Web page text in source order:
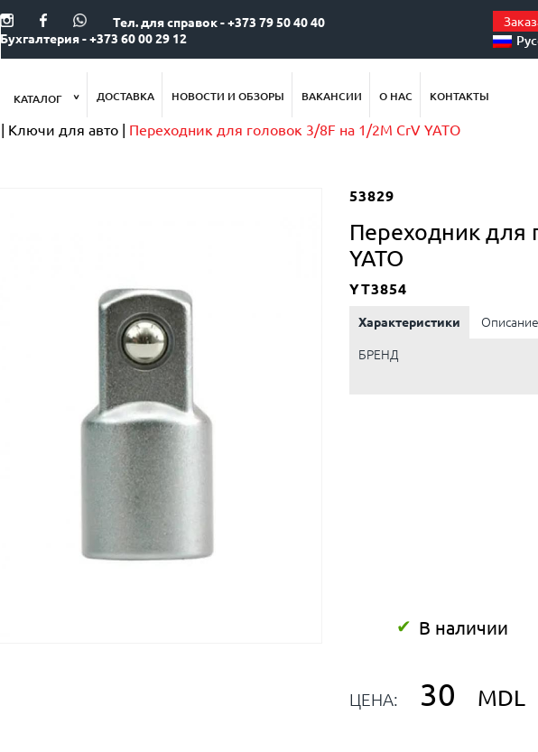
Тел. для справок - +373 79 50 40 40
Бухгалтерия - +373 60 00 29 12
КАТАЛОГ ДОСТАВКА НОВОСТИ И ОБЗОРЫ ВАКАНСИИ О НАС КОНТАКТЫ
Ключи для авто Переходник для головок 3/8F на 1/2M CrV YATO
53829
Переходник для
YATO
YT3854
Характеристики Описание
БРЕНД
В наличии
ЦЕНА: 30 MDL